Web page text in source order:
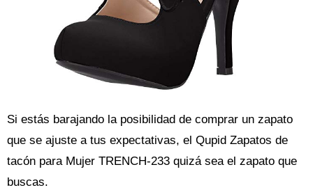
Si estás barajando la posibilidad de comprar un zapato
que se ajuste a tus expectativas, el Qupid Zapatos de
tacón para Mujer TRENCH-233 quizá sea el zapato que
buscas.